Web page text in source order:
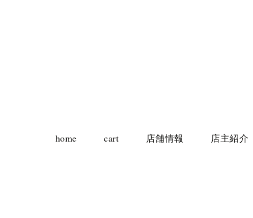
home cart 店舗情報 店主紹介